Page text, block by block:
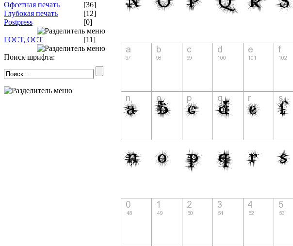
Офсетная печать
[36]
Глубокая печать
[12]
Postpress
[0]
ГОСТ, ОСТ [11]
Поиск шрифта: